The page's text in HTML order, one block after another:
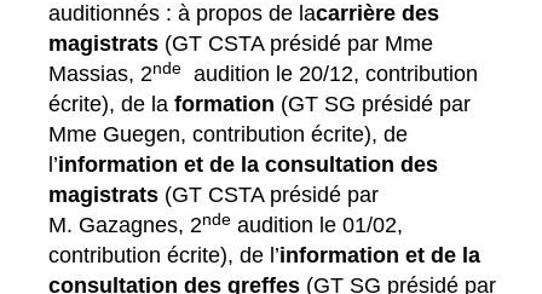
auditionnés : à propos de lacarrière des
magistrats (GT CSTA présidé par Mme
Massias, 2nde
audition le 20/12, contribution
écrite), de la formation (GT SG présidé par
Mme Guegen, contribution écrite), de
l’information et de la consultation des
magistrats (GT CSTA présidé par
M. Gazagnes, 2nde audition le 01/02,
contribution écrite), de l’information et de la
consultation des greffes (GT SG présidé par